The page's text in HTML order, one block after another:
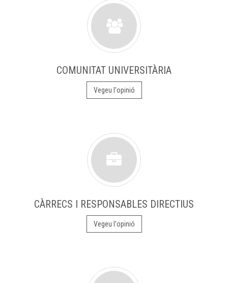
COMUNITAT UNIVERSITÀRIA
Vegeu l'opinió
CÀRRECS I RESPONSABLES DIRECTIUS
Vegeu l'opinió